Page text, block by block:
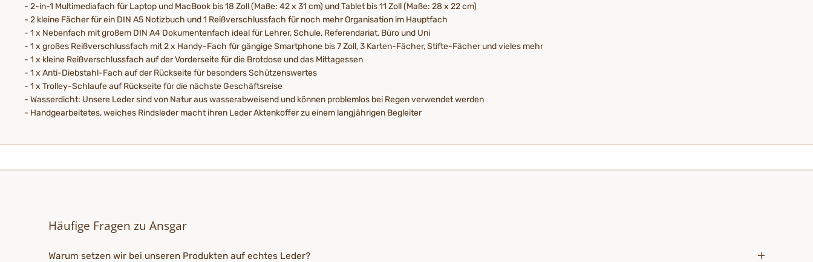
- 2-in-1 Multimediafach für Laptop und MacBook bis 18 Zoll (Maße: 42 x 31 cm) und Tablet bis 11 Zoll (Maße: 28 x 22 cm)
- 2 kleine Fächer für ein DIN A5 Notizbuch und 1 Reißverschlussfach für noch mehr Organisation im Hauptfach
- 1 x Nebenfach mit großem DIN A4 Dokumentenfach ideal für Lehrer, Schule, Referendariat, Büro und Uni
- 1 x großes Reißverschlussfach mit 2 x Handy-Fach für gängige Smartphone bis 7 Zoll, 3 Karten-Fächer, Stifte-Fächer und vieles mehr
- 1 x kleine Reißverschlussfach auf der Vorderseite für die Brotdose und das Mittagessen
- 1 x Anti-Diebstahl-Fach auf der Rückseite für besonders Schützenswertes
- 1 x Trolley-Schlaufe auf Rückseite für die nächste Geschäftsreise
- Wasserdicht: Unsere Leder sind von Natur aus wasserabweisend und können problemlos bei Regen verwendet werden
- Handgearbeitetes, weiches Rindsleder macht ihren Leder Aktenkoffer zu einem langjährigen Begleiter
Häufige Fragen zu Ansgar
Warum setzen wir bei unseren Produkten auf echtes Leder?